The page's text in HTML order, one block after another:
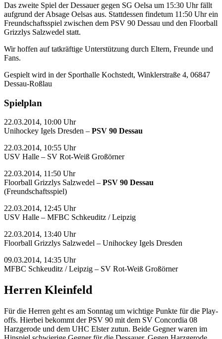
Das zweite Spiel der Dessauer gegen SG Oelsa um 15:30 Uhr fällt
aufgrund der Absage Oelsas aus. Stattdessen findetum 11:50 Uhr ein
Freundschaftsspiel zwischen dem PSV 90 Dessau und den Floorball
Grizzlys Salzwedel statt.
Wir hoffen auf tatkräftige Unterstützung durch Eltern, Freunde und
Fans.
Gespielt wird in der Sporthalle Kochstedt, Winklerstraße 4, 06847
Dessau-Roßlau
Spielplan
22.03.2014, 10:00 Uhr
Unihockey Igels Dresden – PSV 90 Dessau
22.03.2014, 10:55 Uhr
USV Halle – SV Rot-Weiß Großörner
22.03.2014, 11:50 Uhr
Floorball Grizzlys Salzwedel – PSV 90 Dessau
(Freundschaftsspiel)
22.03.2014, 12:45 Uhr
USV Halle – MFBC Schkeuditz / Leipzig
22.03.2014, 13:40 Uhr
Floorball Grizzlys Salzwedel – Unihockey Igels Dresden
09.03.2014, 14:35 Uhr
MFBC Schkeuditz / Leipzig – SV Rot-Weiß Großörner
Herren Kleinfeld
Für die Herren geht es am Sonntag um wichtige Punkte für die Play-
offs. Hierbei bekommt der PSV 90 mit dem SV Concordia 08
Harzgerode und dem UHC Elster zutun. Beide Gegner waren im